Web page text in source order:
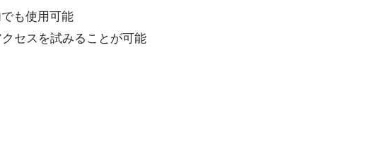
も使用可能
セスを試みることが可能